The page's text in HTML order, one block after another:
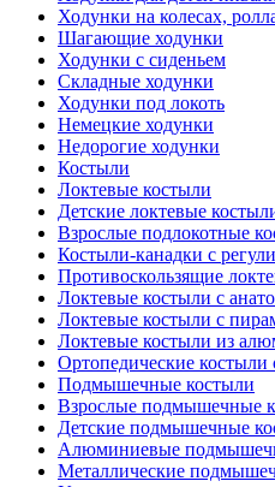
Ходунки на колесах,
Шагающие ходунки
Ходунки с сиденьем
Складные ходунки
Ходунки под локоть
Немецкие ходунки
Недорогие ходунки
Костыли
Локтевые костыли
Детские локтевые
Взрослые подлокотные
Костыли-канадки с
Противоскользящие
Локтевые костыли с
Локтевые костыли с
Локтевые костыли из
Ортопедические костыли
Подмышечные костыли
Взрослые подмышечные
Детские подмышечные
Алюминиевые
Металлические